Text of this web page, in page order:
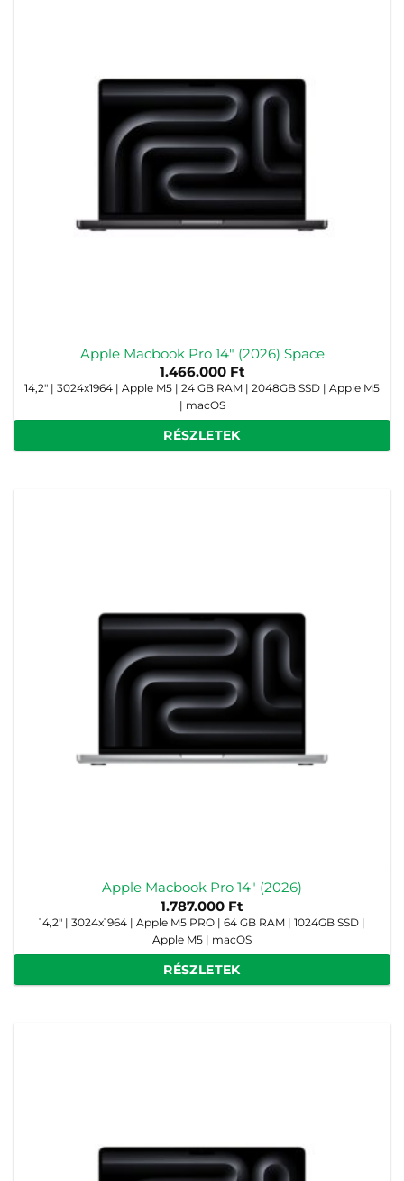
Apple Macbook Pro 14″ (2026) Space
1.466.000 Ft
14,2" | 3024x1964 | Apple M5 | 24 GB RAM | 2048GB SSD | Apple M5
| macOS
RÉSZLETEK
Apple Macbook Pro 14″ (2026)
1.787.000 Ft
14,2" | 3024x1964 | Apple M5 PRO | 64 GB RAM | 1024GB SSD |
Apple M5 | macOS
RÉSZLETEK